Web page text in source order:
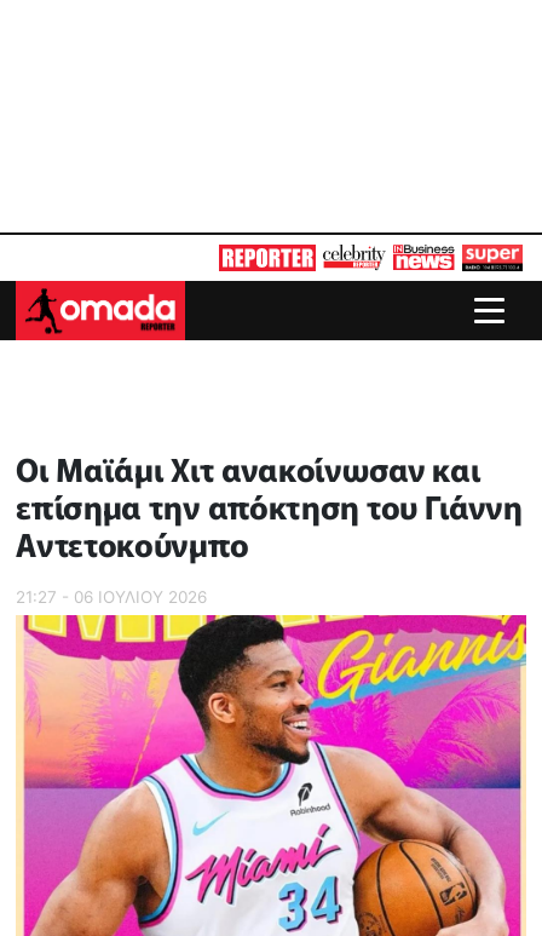
Οι Μαϊάμι Χιτ ανακοίνωσαν και
επίσημα την απόκτηση του Γιάννη
Αντετοκούνμπο
21:27 - 06 ΙΟΥΛΙΟΥ 2026